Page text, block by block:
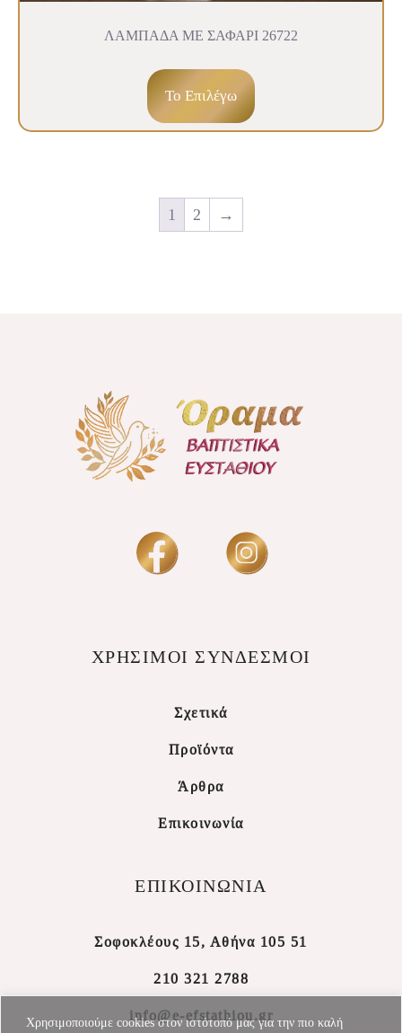
Χρησιμοποιούμε cookies στον ιστότοπό μας για την πιο καλή
ΛΑΜΠΑΔΑ ΜΕ ΣΑΦΑΡΙ 26722
To Επιλέγω
1 2 →
ΧΡΗΣΙΜΟΙ ΣΥΝΔΕΣΜΟΙ
Σχετικά
Προϊόντα
Άρθρα
Επικοινωνία
ΕΠΙΚΟΙΝΩΝΙΑ
Σοφοκλέους 15, Αθήνα 105 51
210 321 2788
info@e-efstathiou.gr